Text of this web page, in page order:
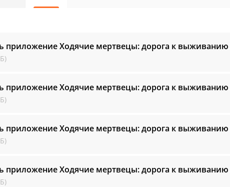
приложение Ходячие мертвецы: дорога к выживанию
приложение Ходячие мертвецы: дорога к выживанию
приложение Ходячие мертвецы: дорога к выживанию
приложение Ходячие мертвецы: дорога к выживанию